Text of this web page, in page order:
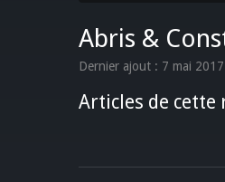
Abris &
Dernier ajout : 7 mai
Articles de cette